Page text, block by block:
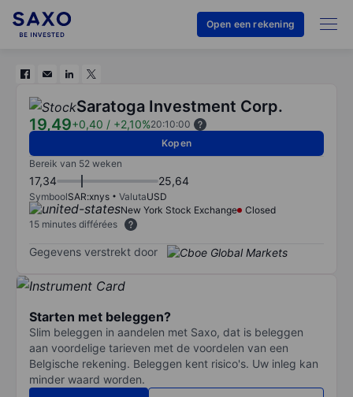
Open een rekening
Saratoga Investment Corp.
19,49+0,40 / +2,10%20:10:00
Kopen
Bereik van 52 weken
17,34 25,64
SymboolSAR:xnys ValutaUSD
New York Stock Exchange
Closed
15 minutes différées
Gegevens verstrekt door
Starten met beleggen?
Slim beleggen in aandelen met Saxo, dat is beleggen
aan voordelige tarieven met de voordelen van een
Belgische rekening. Beleggen kent risico's. Uw inleg kan
minder waard worden.